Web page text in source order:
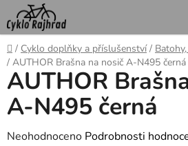
Přejít
na
obsah
Domů
/ Cyklo doplňky a příslušenství /
/ AUTHOR Brašna na nosič A-N495 černá
AUTHOR
A-N495 černá
Průměrné
Neohodnoceno Podrobnosti